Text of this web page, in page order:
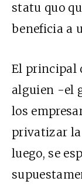
statu quo
beneficia a
El principal
alguien -el
los
privatizar la
luego, se